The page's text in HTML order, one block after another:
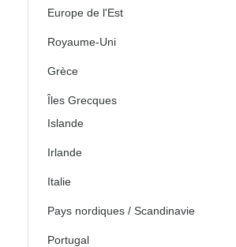
Europe de l'Est
Royaume-Uni
Grèce
Îles Grecques
Islande
Irlande
Italie
Pays nordiques / Scandinavie
Portugal